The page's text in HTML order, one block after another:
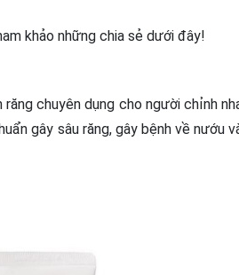
khảo những chia sẻ dưới đây!
chuyên dụng cho người chỉnh
gây sâu răng, gây bệnh về nướu